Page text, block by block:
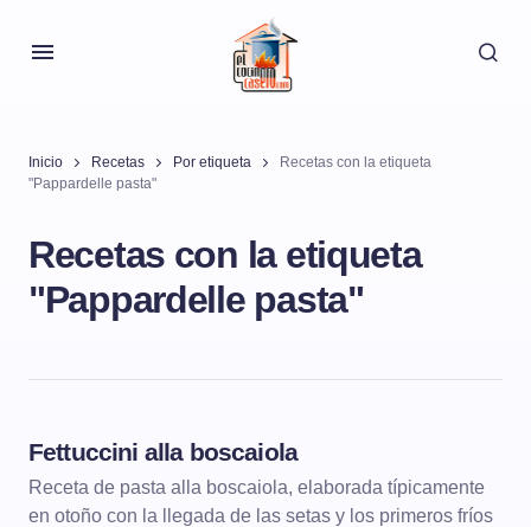
Inicio Recetas Por etiqueta
Recetas con la etiqueta
"Pappardelle pasta"
Recetas con la etiqueta
"Pappardelle pasta"
Fettuccini alla boscaiola
Receta de pasta alla boscaiola, elaborada típicamente
en otoño con la llegada de las setas y los primeros fríos